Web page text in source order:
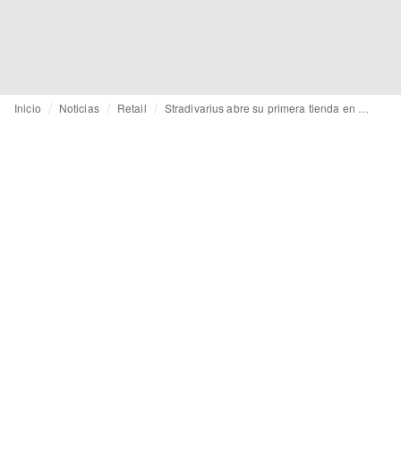
Inicio Noticias Retail